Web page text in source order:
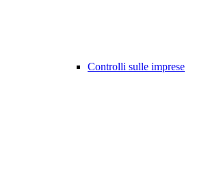
Controlli sulle imprese